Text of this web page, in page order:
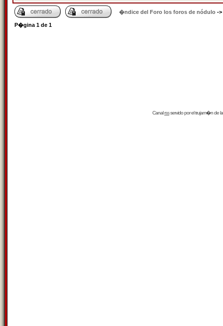
�ndice del Foro los foros de nódulo ->
P�gina 1 de 1
Canalrssservido por eltrujam�nde